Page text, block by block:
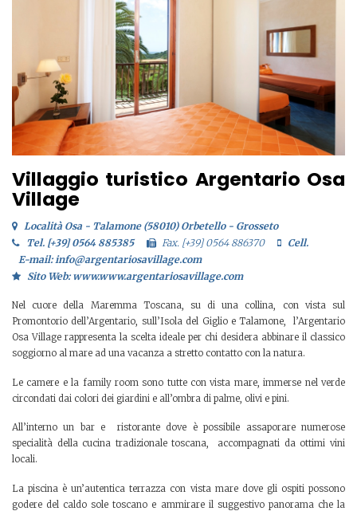
Villaggio turistico Argentario Osa
Village
Località Osa - Talamone (58010) Orbetello - Grosseto
Tel. [+39] 0564 885385
Fax. [+39] 0564 886370
Cell.
E-mail: info@argentariosavillage.com
Sito Web: www.www.argentariosavillage.com
Nel cuore della Maremma Toscana, su di una collina, con vista sul
Promontorio dell’Argentario, sull’Isola del Giglio e Talamone, l’Argentario
Osa Village rappresenta la scelta ideale per chi desidera abbinare il classico
soggiorno al mare ad una vacanza a stretto contatto con la natura.
Le camere e la family room sono tutte con vista mare, immerse nel verde
circondati dai colori dei giardini e all’ombra di palme, olivi e pini.
All’interno un bar e ristorante dove è possibile assaporare numerose
specialità della cucina tradizionale toscana, accompagnati da ottimi vini
locali.
La piscina è un’autentica terrazza con vista mare dove gli ospiti possono
godere del caldo sole toscano e ammirare il suggestivo panorama che la